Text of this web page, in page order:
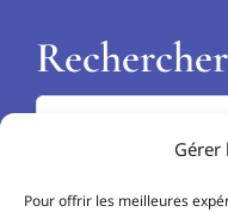
Gérer
Pour offrir les meilleures
Search
Langues :